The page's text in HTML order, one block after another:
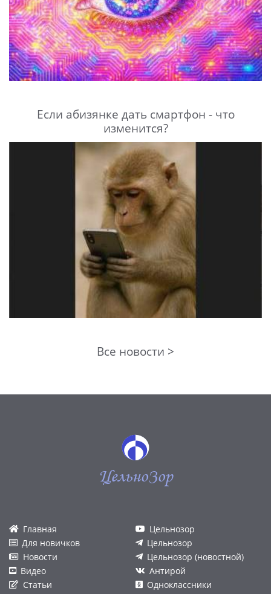
Если абизянке дать смартфон - что
изменится?
Все новости >
ЦельноЗор
Главная
Для новичков
Новости
Видео
Статьи
Цельнозор
Цельнозор
Цельнозор (новостной)
Антирой
Одноклассники